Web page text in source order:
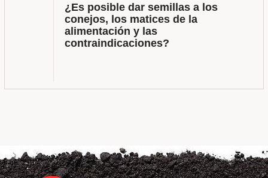
¿Es posible dar semillas a los
conejos, los matices de la
alimentación y las
contraindicaciones?